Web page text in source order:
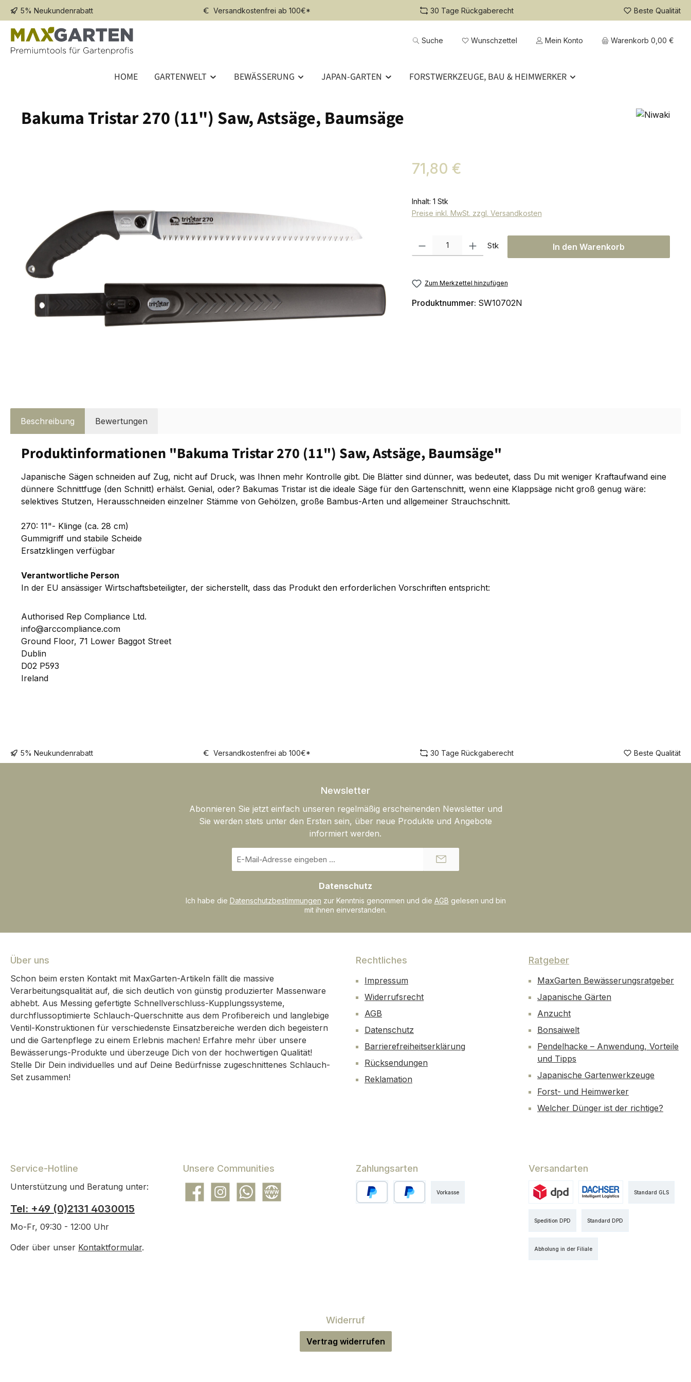
Hauptinhalt springen
Zur Suche springen
Zur Hauptnavigation springen
5% Neukundenrabatt Versandkostenfrei ab 100€* 30 Tage Rückgaberecht Beste Qualität
Suche Wunschzettel Mein Konto Warenkorb 0,00 €
HOME GARTENWELT BEWÄSSERUNG JAPAN-GARTEN FORSTWERKZEUGE, BAU & HEIMWERKER
Bakuma Tristar 270 (11") Saw, Astsäge, Baumsäge
Regulärer Preis:
71,80 €
Inhalt: 1 Stk
Preise inkl. MwSt. zzgl. Versandkosten
Produkt Anzahl: Gib den gewünschten Wert ein oder benutze die Schaltflächen
Stk In den Warenkorb
Zum Merkzettel hinzufügen
Produktnummer: SW10702N
Beschreibung Bewertungen
Produktinformationen "Bakuma Tristar 270 (11") Saw, Astsäge, Baumsäge"
Japanische Sägen schneiden auf Zug, nicht auf Druck, was Ihnen mehr Kontrolle gibt. Die Blätter sind dünner, was bedeutet, dass Du mit weniger Kraftaufwand eine
dünnere Schnittfuge (den Schnitt) erhälst. Genial, oder? Bakumas Tristar ist die ideale Säge für den Gartenschnitt, wenn eine Klappsäge nicht groß genug wäre:
selektives Stutzen, Herausschneiden einzelner Stämme von Gehölzen, große Bambus-Arten und allgemeiner Strauchschnitt.
270: 11"- Klinge (ca. 28 cm)
Gummigriff und stabile Scheide
Ersatzklingen verfügbar
Verantwortliche Person
In der EU ansässiger Wirtschaftsbeteiligter, der sicherstellt, dass das Produkt den erforderlichen Vorschriften entspricht:
Authorised Rep Compliance Ltd.
info@arccompliance.com
Ground Floor, 71 Lower Baggot Street
Dublin
D02 P593
Ireland
5% Neukundenrabatt Versandkostenfrei ab 100€* 30 Tage Rückgaberecht Beste Qualität
Newsletter
Abonnieren Sie jetzt einfach unseren regelmäßig erscheinenden Newsletter und
Sie werden stets unter den Ersten sein, über neue Produkte und Angebote
informiert werden.
Mail-
Datenschutz
Ich habe die Datenschutzbestimmungen zur Kenntnis genommen und die AGB gelesen und bin
mit ihnen einverstanden.
Über uns
Schon beim ersten Kontakt mit MaxGarten-Artikeln fällt die massive
Verarbeitungsqualität auf, die sich deutlich von günstig produzierter Massenware
abhebt. Aus Messing gefertigte Schnellverschluss-Kupplungssysteme,
durchflussoptimierte Schlauch-Querschnitte aus dem Profibereich und langlebige
Ventil-Konstruktionen für verschiedenste Einsatzbereiche werden dich begeistern
und die Gartenpflege zu einem Erlebnis machen! Erfahre mehr über unsere
Bewässerungs-Produkte und überzeuge Dich von der hochwertigen Qualität!
Stelle Dir Dein individuelles und auf Deine Bedürfnisse zugeschnittenes Schlauch-
Set zusammen!
Rechtliches
Impressum
Widerrufsrecht
AGB
Datenschutz
Barrierefreiheitserklärung
Rücksendungen
Reklamation
Ratgeber
MaxGarten Bewässerungsratgeber
Japanische Gärten
Anzucht
Bonsaiwelt
Pendelhacke – Anwendung, Vorteile
und Tipps
Japanische Gartenwerkzeuge
Forst- und Heimwerker
Welcher Dünger ist der richtige?
Service-Hotline
Unterstützung und Beratung unter:
Tel: +49 (0)2131 4030015
Mo-Fr, 09:30 - 12:00 Uhr
Oder über unser Kontaktformular.
Unsere Communities
FacebookInstagramWhatsAppWebsite
Zahlungsarten
Vorkasse
Versandarten
Standard GLS
Spedition DPD Standard DPD
Abholung in der Filiale
Widerruf
Vertrag widerrufen